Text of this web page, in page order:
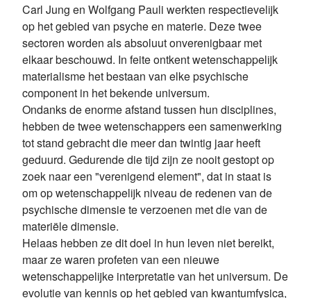
Carl Jung en Wolfgang Pauli werkten respectievelijk
op het gebied van psyche en materie. Deze twee
sectoren worden als absoluut onverenigbaar met
elkaar beschouwd. In feite ontkent wetenschappelijk
materialisme het bestaan van elke psychische
component in het bekende universum.
Ondanks de enorme afstand tussen hun disciplines,
hebben de twee wetenschappers een samenwerking
tot stand gebracht die meer dan twintig jaar heeft
geduurd. Gedurende die tijd zijn ze nooit gestopt op
zoek naar een "verenigend element", dat in staat is
om op wetenschappelijk niveau de redenen van de
psychische dimensie te verzoenen met die van de
materiële dimensie.
Helaas hebben ze dit doel in hun leven niet bereikt,
maar ze waren profeten van een nieuwe
wetenschappelijke interpretatie van het universum. De
evolutie van kennis op het gebied van kwantumfysica,